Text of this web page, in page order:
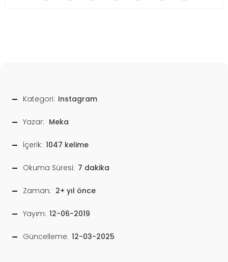
Kategori: Instagram
Yazar: Meka
İçerik: 1047 kelime
Okuma Süresi: 7 dakika
Zaman: 2+ yıl önce
Yayım: 12-06-2019
Güncelleme: 12-03-2025